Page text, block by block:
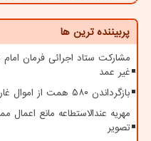
پربیننده ترین ها
غیر عمد
بازگرداندن ۵۸۰ همت از اموال غارت شده به بیت المال
مهریه عندالاستطاعه مانع
تصویر